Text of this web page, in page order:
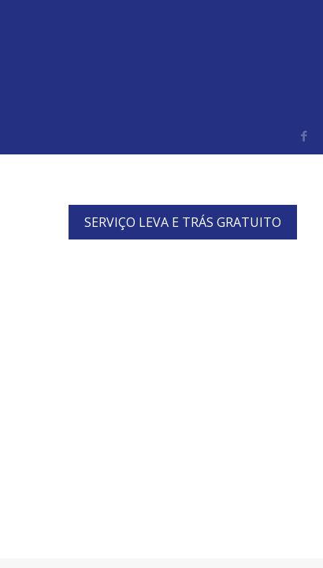
SERVIÇO LEVA E TRÁS GRATUITO